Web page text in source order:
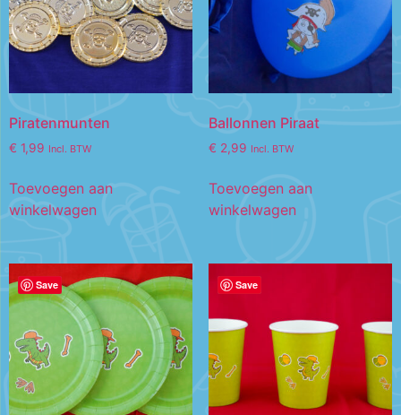
Piratenmunten
€ 1,99 Incl. BTW
Toevoegen aan
winkelwagen
Ballonnen Piraat
€ 2,99 Incl. BTW
Toevoegen aan
winkelwagen
Save Save